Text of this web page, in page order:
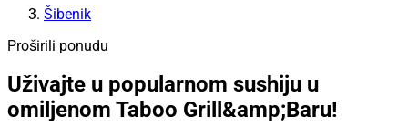
Šibenik
Proširili ponudu
Uživajte u popularnom sushiju u
omiljenom Taboo Grill&amp;Baru!